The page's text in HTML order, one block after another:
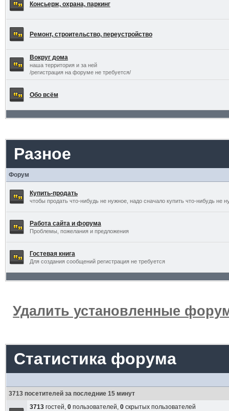
Консьерж, охрана, паркинг
Ремонт, строительство, переустройство
Вокруг дома
наша территория и за ней
/регистрация на форуме не требуется/
Обо всём
Разное
Форум
Купить-продать
чтобы продать что-нибудь не нужное, надо сначало купить что-нибудь не
Работа сайта и форума
Проблемы, пожелания и предложения
Гостевая книга
Для создания сообщений регистрация не требуется
Удалить установленные
Статистика форума
3713 посетителей за последние 15 минут
3713гостей, 0пользователей, 0скрытых пользователей